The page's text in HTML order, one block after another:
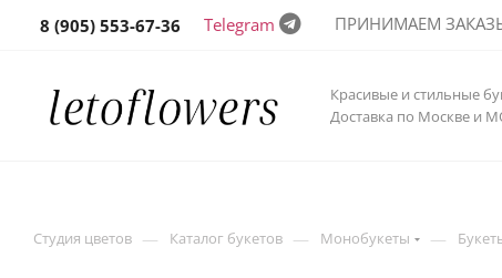
8 (905) 553-67-36 Telegram ПРИНИМАЕМ ЗАКАЗЫ
Красивые и стильные
Доставка по Москве и
Студия цветов — Каталог букетов — Монобукеты —